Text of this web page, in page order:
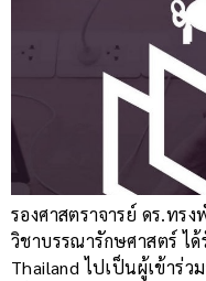
รองศาสตราจารย์ ดร.ทร
วิชาบรรณารักษศาสตร์ ไ
Thailand ไปเป็นผู้เข้าร่